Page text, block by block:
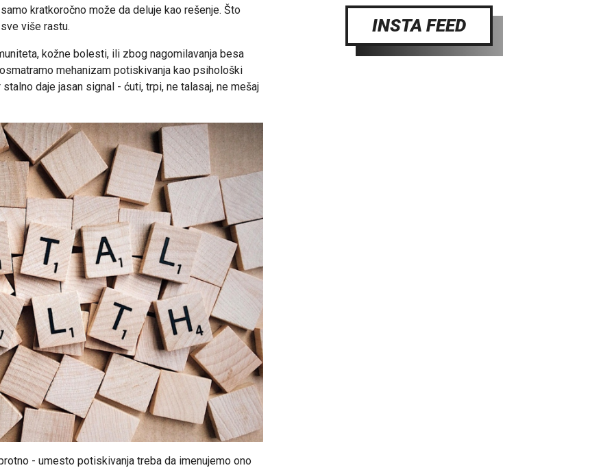
kratkoročno može da deluje kao rešenje. Što
više rastu.
kožne bolesti, ili zbog nagomilavanja besa
mehanizam potiskivanja kao psihološki
daje jasan signal - ćuti, trpi, ne talasaj, ne mešaj
- umesto potiskivanja treba da imenujemo ono
INSTA FEED